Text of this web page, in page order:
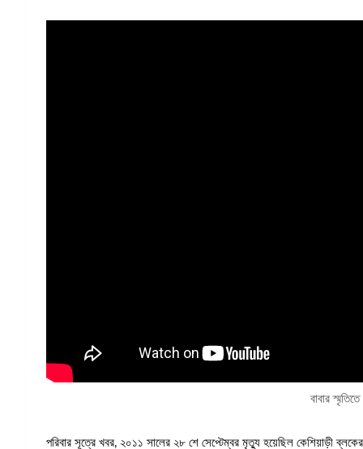
বাবার
পরিবার সূত্রে খবর, ২০১১ সালের ২৮ শে সেপ্টেম্বর মৃত্যু হয়েছিল কেশিয়াড়ী